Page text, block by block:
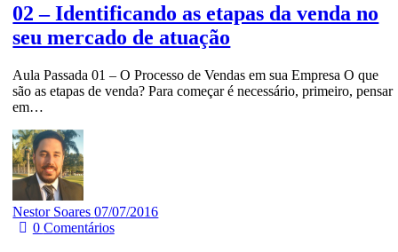
02 – Identificando as etapas da venda no
seu mercado de atuação
Aula Passada 01 – O Processo de Vendas em sua Empresa O que
são as etapas de venda? Para começar é necessário, primeiro, pensar
em…
Nestor Soares07/07/2016
0 Comentários